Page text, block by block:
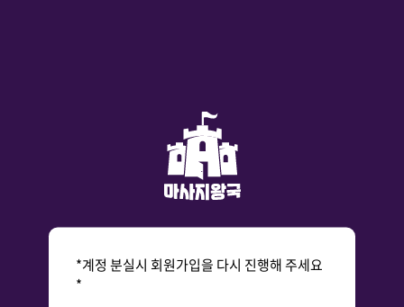
*계정 분실시 회원가입을 다시 진행해 주세요
*